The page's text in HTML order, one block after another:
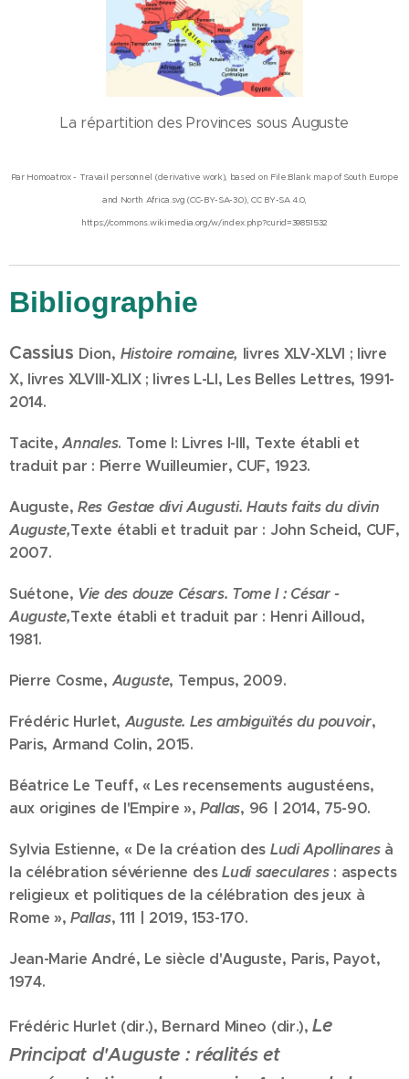
La répartition des Provinces sous Auguste
Par Homoatrox - Travail personnel (derivative work), based on File:Blank map of South Europe
and North Africa.svg (CC-BY-SA-3.0), CC BY-SA 4.0,
https://commons.wikimedia.org/w/index.php?curid=39851532
Bibliographie
Cassius Dion, Histoire romaine, livres XLV-XLVI ; livre
X, livres XLVIII-XLIX ; livres L-LI, Les Belles Lettres, 1991-
2014.
Tacite,Annales. Tome I: Livres I-III, Texte établi et
traduit par : Pierre Wuilleumier, CUF, 1923.
Auguste,Res Gestae divi Augusti. Hauts faits du divin
Auguste,Texte établi et traduit par : John Scheid, CUF,
2007.
Suétone, Vie des douze Césars. Tome I : César -
Auguste,Texte établi et traduit par : Henri Ailloud,
1981.
Pierre Cosme, Auguste, Tempus, 2009.
Frédéric Hurlet, Auguste. Les ambiguïtés du pouvoir,
Paris, Armand Colin, 2015.
Béatrice Le Teuff, « Les recensements augustéens,
aux origines de l'Empire »,Pallas, 96 | 2014, 75-90.
Sylvia Estienne, « De la création des Ludi Apollinaresà
la célébration sévérienne desLudi saeculares: aspects
religieux et politiques de la célébration des jeux à
Rome »,Pallas, 111 | 2019, 153-170.
Jean-Marie André, Le siècle d'Auguste, Paris, Payot,
1974.
Frédéric Hurlet (dir.), Bernard Mineo (dir.),Le
Principat d'Auguste : réalités et